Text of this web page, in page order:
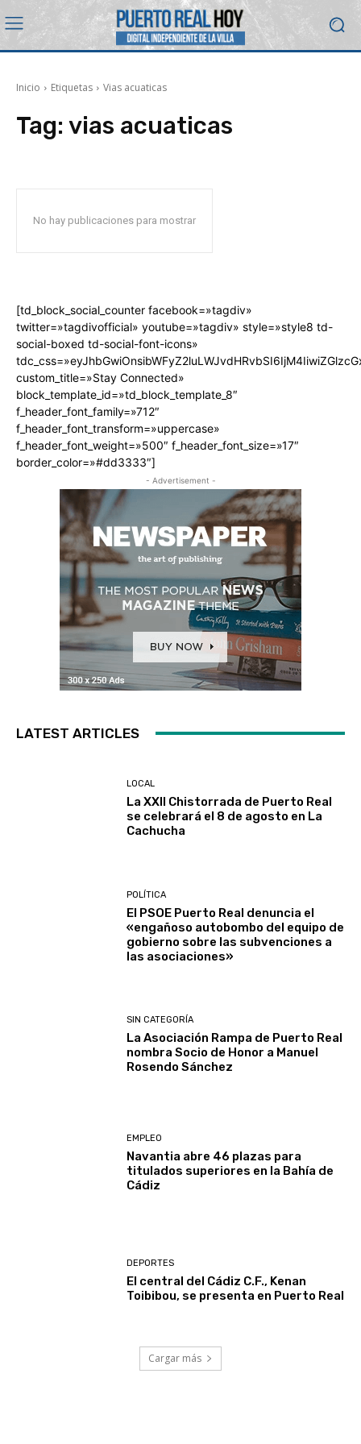
Inicio Etiquetas Vias acuaticas
Tag: vias acuaticas
No hay publicaciones para mostrar
[td_block_social_counter facebook=»tagdiv»
twitter=»tagdivofficial» youtube=»tagdiv» style=»style8 td-
social-boxed td-social-font-icons»
custom_title=»Stay Connected»
block_template_id=»td_block_template_8″
f_header_font_family=»712″
f_header_font_transform=»uppercase»
f_header_font_weight=»500″ f_header_font_size=»17″
border_color=»#dd3333″]
- Advertisement -
LATEST ARTICLES
LOCAL
La XXII Chistorrada de Puerto Real
se celebrará el 8 de agosto en La
Cachucha
POLÍTICA
El PSOE Puerto Real denuncia el
«engañoso autobombo del equipo de
gobierno sobre las subvenciones a
las asociaciones»
SIN CATEGORÍA
La Asociación Rampa de Puerto Real
nombra Socio de Honor a Manuel
Rosendo Sánchez
EMPLEO
Navantia abre 46 plazas para
titulados superiores en la Bahía de
Cádiz
DEPORTES
El central del Cádiz C.F., Kenan
Toibibou, se presenta en Puerto Real
Cargar más